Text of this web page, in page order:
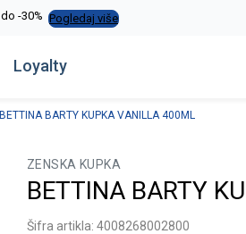
La Plage peškiri do -30% Pogledaj više
Loyalty
BETTINA BARTY KUPKA VANILLA 400ML
ZENSKA KUPKA
BETTINA BARTY
Šifra artikla: 4008268002800